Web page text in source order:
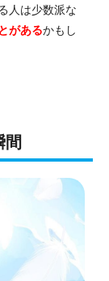
人は少数派な
があるかもし
間